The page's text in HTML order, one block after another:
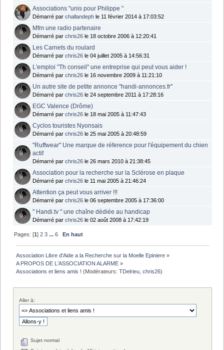
Associations "unis pour Philippe "
Démarré par challandeph le 11 février 2014 à 17:03:52
Mfm une radio partenaire
Démarré par chris26 le 18 octobre 2006 à 12:20:41
Les Carnets du roulard
Démarré par chris26 le 04 juillet 2005 à 14:56:31
L'emploi "Th conseil" une entreprise qui peut vous aider !
Démarré par chris26 le 16 novembre 2009 à 11:21:10
Un autre site de petite annonce "handi-annonces.fr"
Démarré par chris26 le 24 septembre 2011 à 17:28:16
EGC Valence (Drôme)
Démarré par chris26 le 18 mai 2005 à 11:47:43
Cyclos touristes Nyonsais
Démarré par chris26 le 25 mai 2005 à 20:48:59
"Ruffwear" Une marque de réference pour l'équipement du chien
actif
Démarré par chris26 le 26 mars 2010 à 21:38:45
Association pour la recherche sur la Sclérose en plaque
Démarré par chris26 le 11 mai 2005 à 21:46:24
Attention ça peut vous arriver !!!
Démarré par chris26 le 06 septembre 2005 à 17:36:00
" Handi.tv " une chaîne dédiée au handicap
Démarré par chris26 le 02 août 2008 à 17:42:19
Pages: [1]2 3 ...6 En haut
Association Libre d'Aide a la Recherche sur la Moelle Epiniere »
A PROPOS DE L'ASSOCIATION ALARME »
Associations et liens amis ! (Modérateurs:TDelrieu ,chris26)
Aller à:
Sujet normal